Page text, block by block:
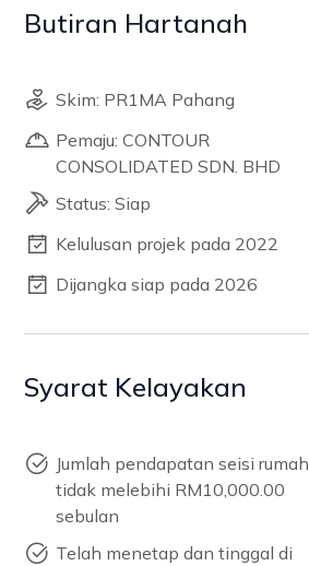
Butiran Hartanah
Skim: PR1MA Pahang
Pemaju: CONTOUR
CONSOLIDATED SDN. BHD
Status: Siap
Kelulusan projek pada 2022
Dijangka siap pada 2026
Syarat Kelayakan
Jumlah pendapatan seisi rumah
tidak melebihi RM10,000.00
sebulan
Telah menetap dan tinggal di